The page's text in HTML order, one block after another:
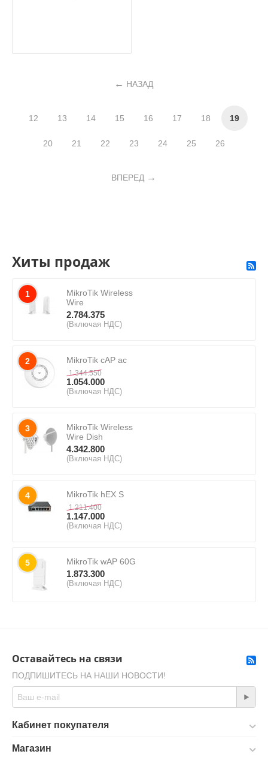
НАЗАД
12 13 14 15 16 17 18 19
20 21 22 23 24 25 26
ВПЕРЕД
Хиты продаж
1
MikroTik Wireless
Wire
2.784.375
(Включая НДС)
2 MikroTik cAP ac
1.344.550
1.054.000
(Включая НДС)
3
MikroTik Wireless
Wire Dish
4.342.800
(Включая НДС)
4 MikroTik hEX S
1.211.400
1.147.000
(Включая НДС)
5 MikroTik wAP 60G
1.873.300
(Включая НДС)
Оставайтесь на связи
ПОДПИШИТЕСЬ НА НАШИ НОВОСТИ!
Кабинет покупателя
Магазин